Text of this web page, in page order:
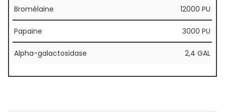
Bromélaïne 12000 PU
Papaïne 3000 PU
Alpha-galactosidase 2,4 GAL